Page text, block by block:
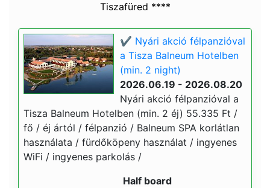
Tiszafüred ****
✔️ Nyári akció félpanzióval
a Tisza Balneum Hotelben
(min. 2 night)
2026.06.19 - 2026.08.20
Nyári akció félpanzióval a
Tisza Balneum Hotelben (min. 2 éj) 55.335 Ft /
fő / éj ártól / félpanzió / Balneum SPA korlátlan
használata / fürdőköpeny használat / ingyenes
WiFi / ingyenes parkolás /
Half board